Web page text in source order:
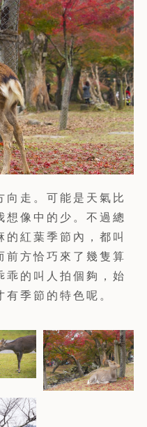
向走。可能是天氣比
想像中的少。不過總
紅葉季節內，都叫
前方恰巧來了幾隻算
乖的叫人拍個夠，始
季節的特色呢。